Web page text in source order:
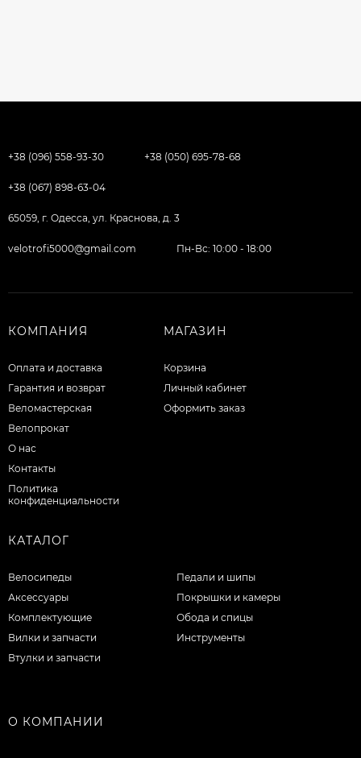
+38 (096) 558-93-30 +38 (050) 695-78-68
+38 (067) 898-63-04
65059, г. Одесса, ул. Краснова, д. 3
velotrofi5000@gmail.com Пн-Вс: 10:00 - 18:00
КОМПАНИЯ
Оплата и доставка
Гарантия и возврат
Веломастерская
Велопрокат
О нас
Контакты
Политика
конфиденциальности
МАГАЗИН
Корзина
Личный кабинет
Оформить заказ
КАТАЛОГ
Велосипеды
Аксессуары
Комплектующие
Вилки и запчасти
Втулки и запчасти
Педали и шипы
Покрышки и камеры
Обода и спицы
Инструменты
О КОМПАНИИ